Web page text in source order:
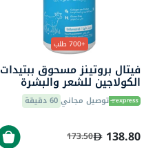
+700 طلب
فيتال بروتينز مسحوق ببتيدات
الكولاجين للشعر والبشرة
والأظافر 284 جرامتوصيل مجاني60 دقيقة
138.80
173.50